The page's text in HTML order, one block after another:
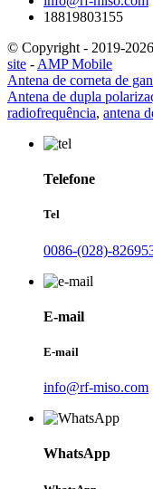
18819803155
© Copyright - 2019-
site - AMP Mobile
Antena de corneta de
Antena de dupla
radiofrequência, antena
Telefone
Tel
0086-(028)-
E-mail
E-mail
info@rf-miso.com
WhatsApp